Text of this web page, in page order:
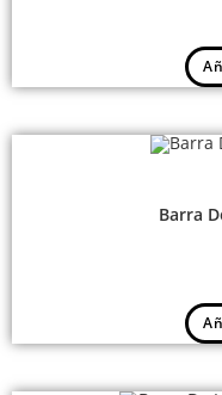
Barra